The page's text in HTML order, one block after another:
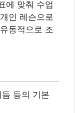
에 맞춰 수업
인 레슨으로
동적으로 조
등의 기본